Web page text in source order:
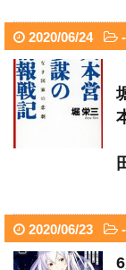
2020/06/24 -
2020/06/23 -